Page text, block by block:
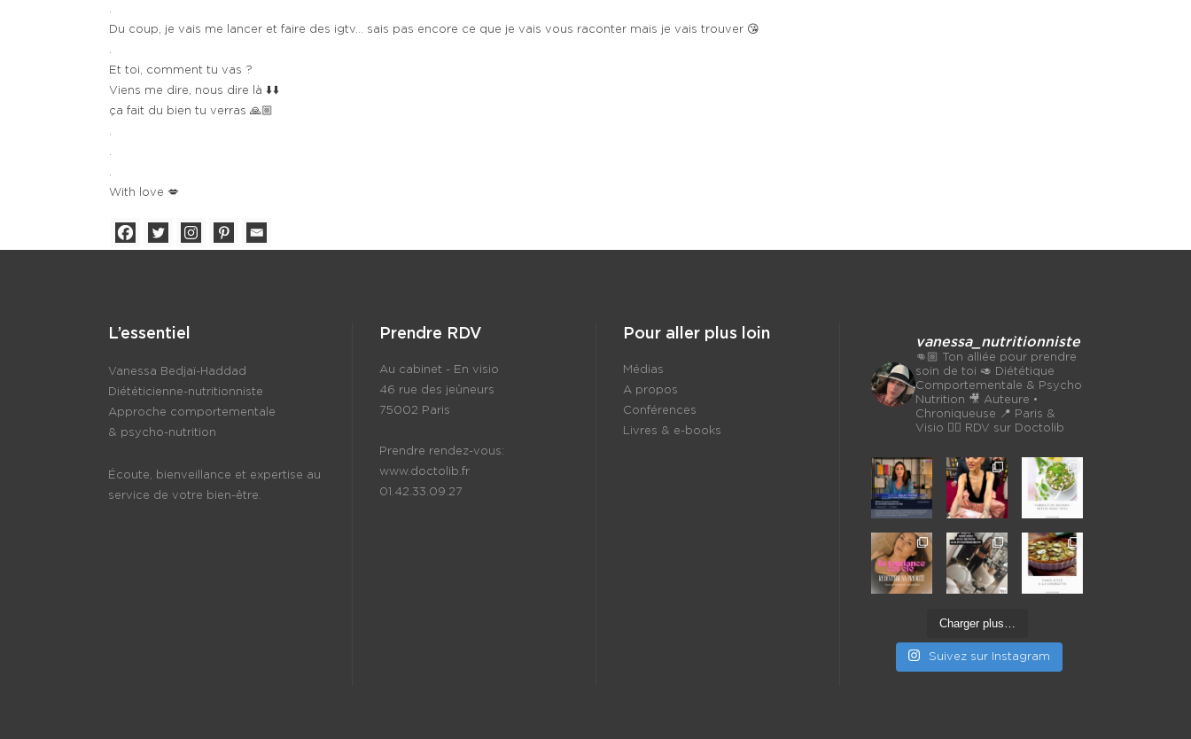
Du coup, je vais me lancer et faire des igtv… sais pas encore ce que je vais vous raconter mais je vais trouver 😘
Et toi, comment tu vas ?
Viens me dire, nous dire là ⬇️⬇️
ça fait du bien tu verras 🙏🏼
With love 💋
L’essentiel
Vanessa Bedjaï-Haddad
Diététicienne-nutritionniste
Approche comportementale
& psycho-nutrition
Écoute, bienveillance et expertise au
service de votre bien-être.
Prendre RDV
Au cabinet - En visio
46 rue des jeûneurs
75002 Paris
Prendre rendez-vous:
www.doctolib.fr
01.42.33.09.27
Pour aller plus loin
Médias
A propos
Conférences
Livres & e-books
vanessa_nutritionniste
👊🏼 Ton alliée pour prendre
soin de toi 🥑 Diététique
Comportementale & Psycho
Nutrition 🎥 Auteure •
Chroniqueuse 📍 Paris &
Visio 👉🏼 RDV sur Doctolib
Charger plus…
Suivez sur Instagram